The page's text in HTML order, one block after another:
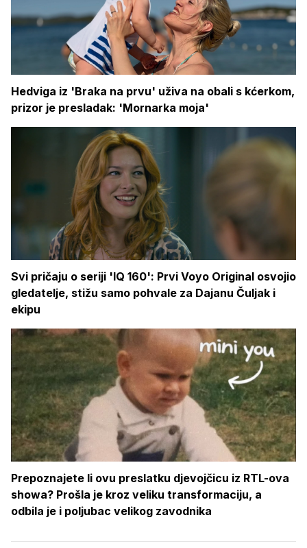
Hedviga iz 'Braka na prvu' uživa na obali s kćerkom,
prizor je presladak: 'Mornarka moja'
Svi pričaju o seriji 'IQ 160': Prvi Voyo Original osvojio
gledatelje, stižu samo pohvale za Dajanu Čuljak i
ekipu
Prepoznajete li ovu preslatku djevojčicu iz RTL-ova
showa? Prošla je kroz veliku transformaciju, a
odbila je i poljubac velikog zavodnika